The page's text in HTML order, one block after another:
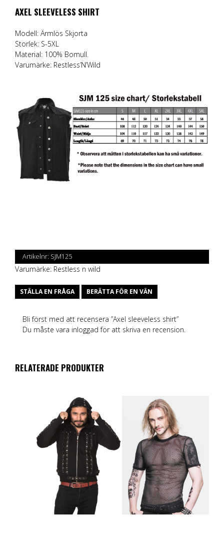
AXEL SLEEVELESS SHIRT
Modell: Ärmlös Skjorta
Storlek: S-5XL
Material: 100% Bomull.
Varumärke: Restless’N’Wild
Artikelnr: SJM125
Varumärke: Restless n wild
STÄLLA EN FRÅGA BERÄTTA FÖR EN VÄN
Bli först med att recensera ”Axel sleeveless shirt”
Du måste vara inloggad för att skriva en recension.
RELATERADE PRODUKTER